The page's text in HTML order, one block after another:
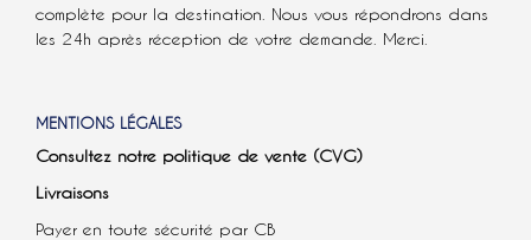
complète pour la destination. Nous vous répondrons dans
les 24h après réception de votre demande. Merci.
MENTIONS LÉGALES
Consultez notre politique de vente (CVG)
Livraisons
Payer en toute sécurité par CB